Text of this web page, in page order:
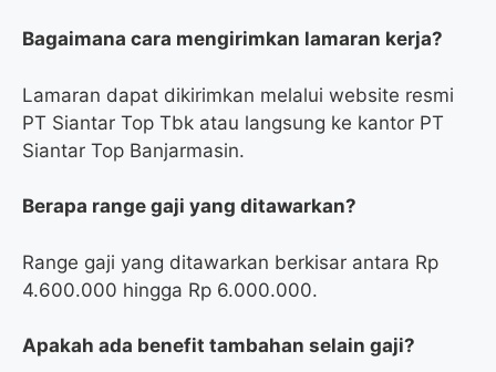
Bagaimana cara mengirimkan lamaran kerja?
Lamaran dapat dikirimkan melalui website resmi
PT Siantar Top Tbk atau langsung ke kantor PT
Siantar Top Banjarmasin.
Berapa range gaji yang ditawarkan?
Range gaji yang ditawarkan berkisar antara Rp
4.600.000 hingga Rp 6.000.000.
Apakah ada benefit tambahan selain gaji?